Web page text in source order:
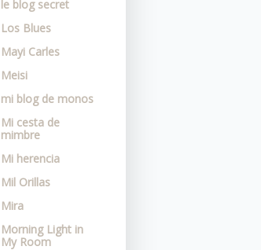
le blog secret
Los Blues
Mayi Carles
Meisi
mi blog de monos
Mi cesta de
mimbre
Mi herencia
Mil Orillas
Mira
Morning Light in
My Room